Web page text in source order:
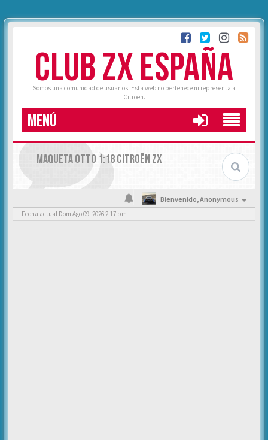
CLUB ZX ESPAÑA
Somos una comunidad de usuarios. Esta web no pertenece ni representa a
Citroën.
MENÚ
MAQUETA OTTO 1:18 CITROËN ZX
Bienvenido,Anonymous
Fecha actual Dom Ago 09, 2026 2:17 pm